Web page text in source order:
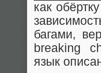
как
багами,
breaking
язык